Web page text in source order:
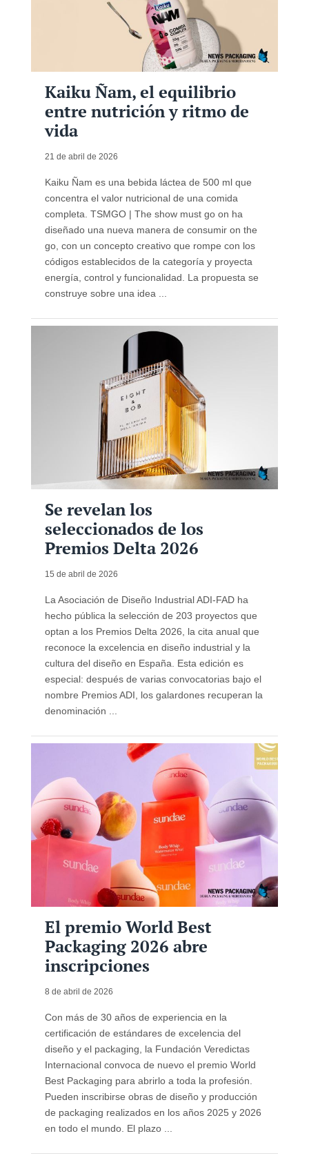
Kaiku Ñam, el equilibrio
entre nutrición y ritmo de
vida
21 de abril de 2026
Kaiku Ñam es una bebida láctea de 500 ml que
concentra el valor nutricional de una comida
completa. TSMGO | The show must go on ha
diseñado una nueva manera de consumir on the
go, con un concepto creativo que rompe con los
códigos establecidos de la categoría y proyecta
energía, control y funcionalidad. La propuesta se
construye sobre una idea ...
Se revelan los
seleccionados de los
Premios Delta 2026
15 de abril de 2026
La Asociación de Diseño Industrial ADI-FAD ha
hecho pública la selección de 203 proyectos que
optan a los Premios Delta 2026, la cita anual que
reconoce la excelencia en diseño industrial y la
cultura del diseño en España. Esta edición es
especial: después de varias convocatorias bajo el
nombre Premios ADI, los galardones recuperan la
denominación ...
El premio World Best
Packaging 2026 abre
inscripciones
8 de abril de 2026
Con más de 30 años de experiencia en la
certificación de estándares de excelencia del
diseño y el packaging, la Fundación Veredictas
Internacional convoca de nuevo el premio World
Best Packaging para abrirlo a toda la profesión.
Pueden inscribirse obras de diseño y producción
de packaging realizados en los años 2025 y 2026
en todo el mundo. El plazo ...